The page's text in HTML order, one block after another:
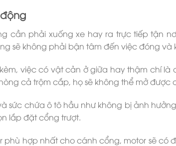
cần phải xuống xe hay ra trực tiếp tận
sẽ không phải bận tâm đến việc đóng và
việc có vật cản ở giữa hay thậm chí
cả trộm cắp, họ sẽ không thể mở được
sức chứa ô tô hầu như không bị ảnh
lắp đặt cổng trượt.
phù hợp nhất cho cánh cổng, motor sẽ có